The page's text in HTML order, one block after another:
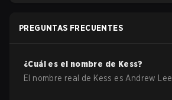
PREGUNTAS FRECUENTES
¿Cuál es el nombre de Kess?
El nombre real de Kess es Andrew Lee